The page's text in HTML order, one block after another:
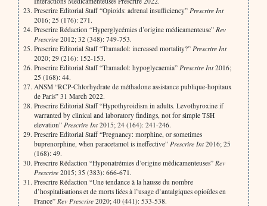
Prescrire Editorial Staff “Opioids: adrenal insufficiency” Prescrire Int
2016; 25 (176): 271.
Prescrire Rédaction “Hyperglycémies d’origine médicamenteuse” Rev
Prescrire 2012; 32 (348): 749-753.
Prescrire Editorial Staff “Tramadol: increased mortality?” Prescrire Int
2020; 29 (216): 152-153.
Prescrire Editorial Staff “Tramadol: hypoglycaemia” Prescrire Int2016;
25 (168): 44.
ANSM “RCP-Chlorhydrate de méthadone assistance publique-hopitaux
de Paris” 31 March 2022.
Prescrire Editorial Staff “Hypothyroidism in adults. Levothyroxine if
warranted by clinical and laboratory findings, not for simple TSH
elevation” Prescrire Int2015; 24 (164): 241-246.
Prescrire Editorial Staff “Pregnancy: morphine, or sometimes
buprenorphine, when paracetamol is ineffective” Prescrire Int2016; 25
(168): 49.
Prescrire Rédaction “Hyponatrémies d’origine médicamenteuses” Rev
Prescrire 2015; 35 (383): 666-671.
Prescrire Rédaction “Une tendance à la hausse du nombre
d’hospitalisations et de morts liées à l’usage d’antalgiques opioïdes en
France” Rev Prescrire 2020; 40 (441): 533-538.